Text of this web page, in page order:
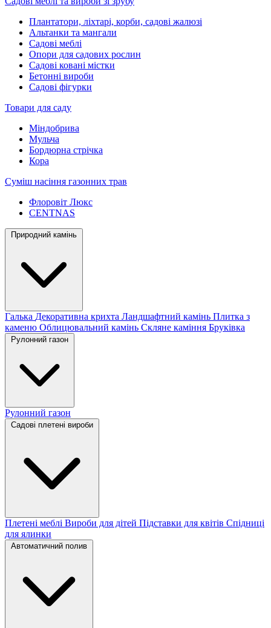
Плантатори, ліхтарі, корби, садові жалюзі
Альтанки та мангали
Садові меблі
Опори для садових рослин
Садові ковані містки
Бетонні вироби
Садові фігурки
Товари для саду
Міндобрива
Мульча
Бордюрна стрічка
Кора
Суміш насіння газонних трав
Флоровіт Люкс
СENTNAS
Природний камінь
Галька Декоративна крихта Ландшафтний камінь Плитка з
каменю Облицювальний камінь Скляне каміння Бруківка
Рулонний газон
Рулонний газон
Садові плетені вироби
Плетені меблі Вироби для дітей Підставки для квітів Спідниці
для ялинки
Автоматичний полив